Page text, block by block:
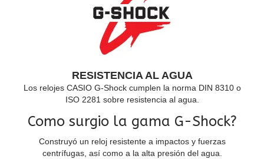
RESISTENCIA AL AGUA
Los relojes CASIO G-Shock cumplen la norma DIN 8310 o
ISO 2281 sobre resistencia al agua.
Como surgio la gama G-Shock?
Construyó un reloj resistente a impactos y fuerzas
centrífugas, así como a la alta presión del agua.